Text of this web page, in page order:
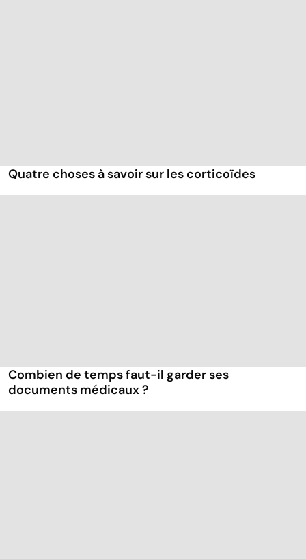
Quatre choses à savoir sur les corticoïdes
Combien de temps faut-il garder ses
documents médicaux ?